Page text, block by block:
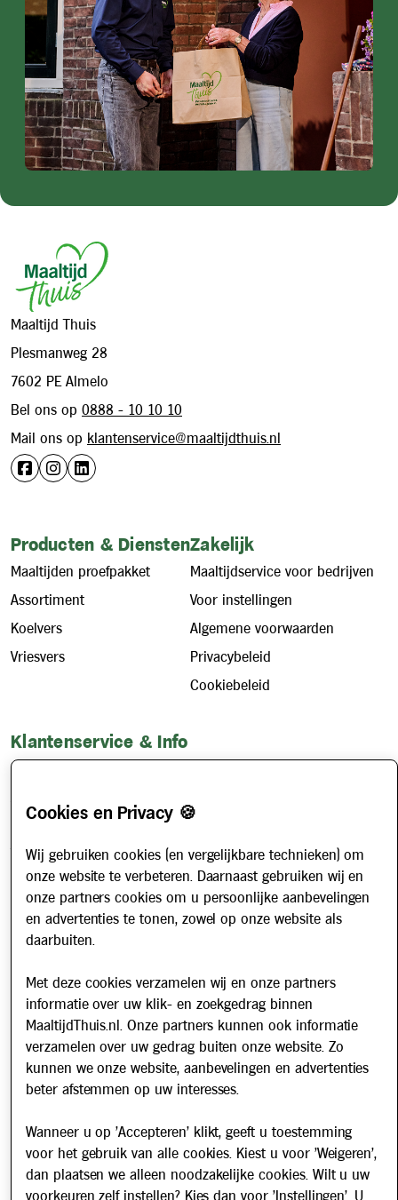
Maaltijd Thuis
Plesmanweg 28
7602 PE Almelo
Bel ons op 0888 - 10 10 10
Mail ons op klantenservice@maaltijdthuis.nl
Producten & Diensten
Maaltijden proefpakket
Assortiment
Koelvers
Vriesvers
Zakelijk
Maaltijdservice voor bedrijven
Voor instellingen
Algemene voorwaarden
Privacybeleid
Cookiebeleid
Klantenservice & Info
Hoe werkt het?
Veelgestelde vragen
Over ons
Werken bij
Nieuws
Nieuwsbrief
Schrijf u in voor onze nieuwsbrief en blijf op de hoogte van
updates over Maaltijd Thuis!
E-mailadres
Cookies en Privacy 🍪
Wij gebruiken cookies (en vergelijkbare technieken) om
onze website te verbeteren. Daarnaast gebruiken wij en
onze partners cookies om u persoonlijke aanbevelingen
en advertenties te tonen, zowel op onze website als
daarbuiten.
Met deze cookies verzamelen wij en onze partners
informatie over uw klik- en zoekgedrag binnen
MaaltijdThuis.nl. Onze partners kunnen ook informatie
verzamelen over uw gedrag buiten onze website. Zo
kunnen we onze website, aanbevelingen en advertenties
beter afstemmen op uw interesses.
Wanneer u op 'Accepteren' klikt, geeft u toestemming
voor het gebruik van alle cookies. Kiest u voor 'Weigeren',
dan plaatsen we alleen noodzakelijke cookies. Wilt u uw
voorkeuren zelf instellen? Kies dan voor 'Instellingen'. U